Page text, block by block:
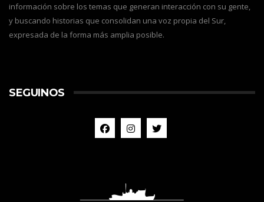
información sobre los temas que generan interacción con su gente,
y buscando historias que consolidan una voz propia del Sur,
expresada de la forma más amplia posible.
SEGUINOS